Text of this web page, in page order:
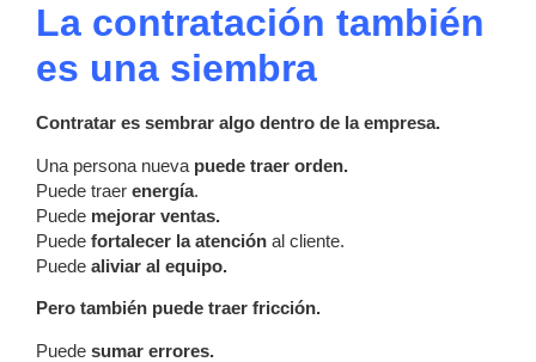
La contratación también
es una siembra
Contratar es sembrar algo dentro de la empresa.
Una persona nueva puede traer orden.
Puede traer energía.
Puede mejorar ventas.
Puede fortalecer la atención al cliente.
Puede aliviar al equipo.
Pero también puede traer fricción.
Puede sumar errores.